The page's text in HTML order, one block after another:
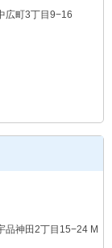
広町3丁目9−16
品神田2丁目15−24 M